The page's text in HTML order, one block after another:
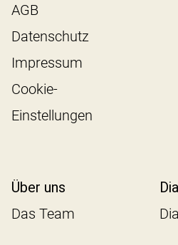
AGB
Datenschutz
Impressum
Cookie-
Einstellungen
Über uns
Das Team